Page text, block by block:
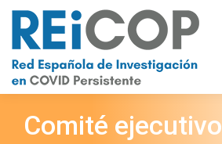
Comité ejecutivo